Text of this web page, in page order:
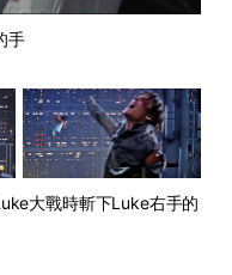
手
大戰時斬下Luke右手的